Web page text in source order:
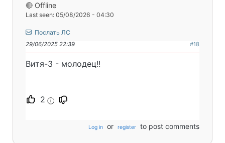
🔴 Offline
Last seen: 05/08/2026 - 04:30
Послать ЛС
29/06/2025 22:39 #18
Витя-3 - молодец!!
2 i
Log in or register to post comments